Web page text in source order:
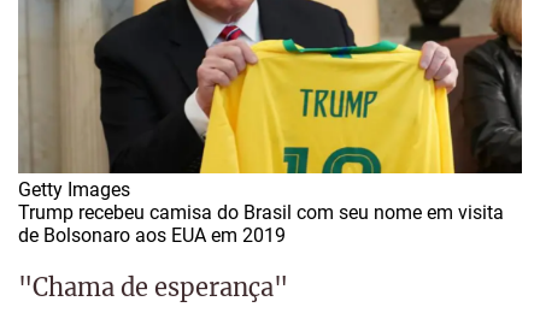
Getty Images
Trump recebeu camisa do Brasil com seu nome em visita
de Bolsonaro aos EUA em 2019
"Chama de esperança"